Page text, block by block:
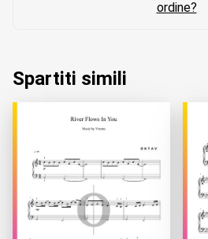
ordine?
Spartiti simili